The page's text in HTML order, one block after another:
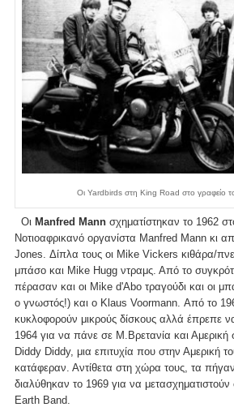
Οι Yardbirds στη King Road στο γραφείο
Οι Manfred Mann σχηματίστηκαν το 1962
Νοτιοαφρικανό οργανίστα Manfred Mann κι
Jones. Δίπλα τους οι Mike Vickers κιθάρα/
μπάσο και Mike Hugg ντραμς. Από το
πέρασαν και οι Mike d'Abo τραγούδι και οι
ο γνωστός!) και ο Klaus Voormann. Από το
κυκλοφορούν μικρούς δίσκους αλλά έπρεπε
1964 για να πάνε σε Μ.Βρετανία και Αμερική
Diddy Diddy, μια επιτυχία που στην Αμερική
κατάφεραν. Αντίθετα στη χώρα τους, τα
διαλύθηκαν το 1969 για να
Earth Band.